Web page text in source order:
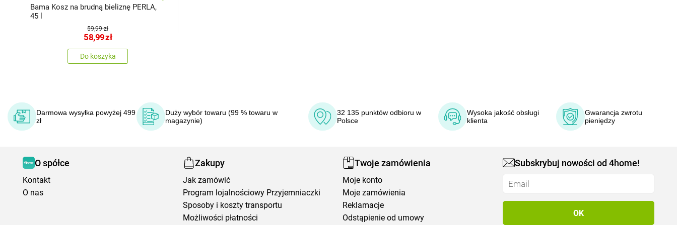
Bama Kosz na brudną bieliznę PERLA,
45 l
59,99 zł
58,99zł
Do koszyka
Darmowa wysyłka powyżej 499
zł
Duży wybór towaru (99 % towaru w
magazynie)
32 135 punktów odbioru w
Polsce
Wysoka jakość obsługi
klienta
Gwarancja zwrotu
pieniędzy
O spółce
Kontakt
O nas
Zakupy
Jak zamówić
Program lojalnościowy Przyjemniaczki
Sposoby i koszty transportu
Możliwości płatności
Twoje zamówienia
Moje konto
Moje zamówienia
Reklamacje
Odstąpienie od umowy
Subskrybuj nowości od 4home!